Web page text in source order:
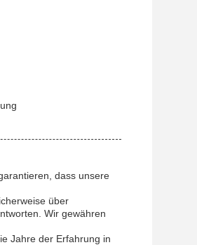
dass unsere
über
Wir gewähren
Jahre der Erfahrung in